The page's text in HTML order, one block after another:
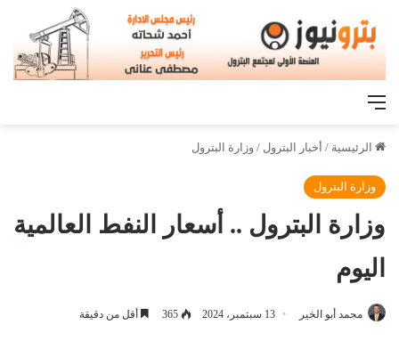
القائمة
الرئيسية / أخبار البترول / وزارة البترول
وزارة البترول
وزارة البترول .. أسعار النفط العالمية
اليوم
محمد أبو الخير 13 سبتمبر، 2024 365 أقل من دقيقة